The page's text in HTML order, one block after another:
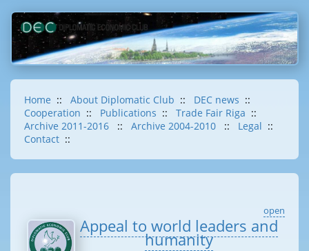
Home :: About Diplomatic Club :: DEC news ::
Cooperation :: Publications :: Trade Fair Riga ::
Archive 2011-2016
:: Archive 2004-2010 :: Legal ::
Contact ::
open
Appeal to world leaders and
humanity